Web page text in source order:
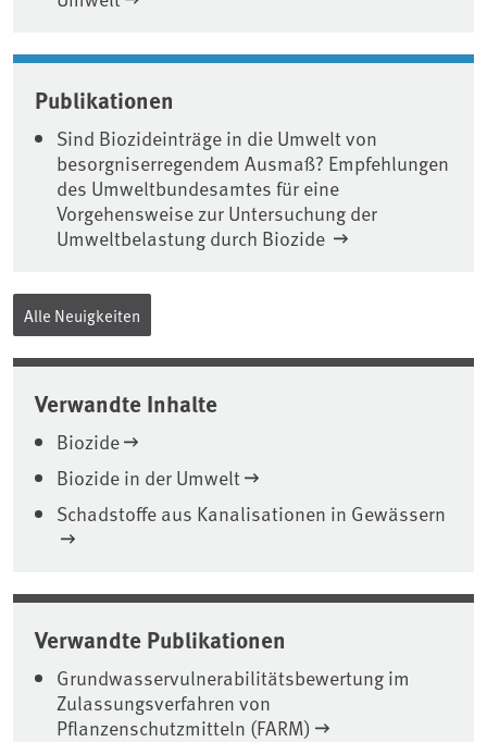
Publikationen
Sind Biozideinträge in die Umwelt von
besorgniserregendem Ausmaß? Empfehlungen
des Umweltbundesamtes für eine
Vorgehensweise zur Untersuchung der
Umweltbelastung durch Biozide
Alle Neuigkeiten
Verwandte Inhalte
Biozide
Biozide in der Umwelt
Schadstoffe aus Kanalisationen in Gewässern
Verwandte Publikationen
Grundwasservulnerabilitätsbewertung im
Zulassungsverfahren von
Pflanzenschutzmitteln (FARM)